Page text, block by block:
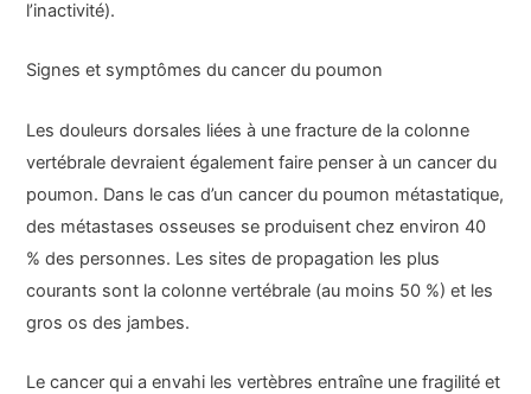
l’inactivité).
Signes et symptômes du cancer du poumon
Les douleurs dorsales liées à une fracture de la colonne
vertébrale devraient également faire penser à un cancer du
poumon. Dans le cas d’un cancer du poumon métastatique,
des métastases osseuses se produisent chez environ 40
% des personnes. Les sites de propagation les plus
courants sont la colonne vertébrale (au moins 50 %) et les
gros os des jambes.
Le cancer qui a envahi les vertèbres entraîne une fragilité et